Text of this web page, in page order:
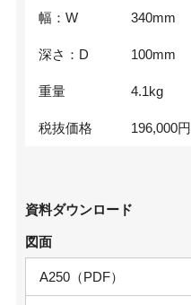
幅：W 340mm
深さ：D 100mm
重量 4.1kg
税抜価格 196,000円
資料ダウンロード
図面
A250（PDF）